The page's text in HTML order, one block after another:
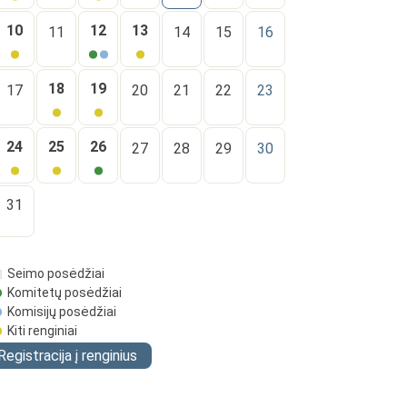
10 11 12 13 14 15 16
17 18 19 20 21 22 23
24 25 26 27 28 29 30
31
Seimo posėdžiai
Komitetų posėdžiai
Komisijų posėdžiai
Kiti renginiai
į renginius